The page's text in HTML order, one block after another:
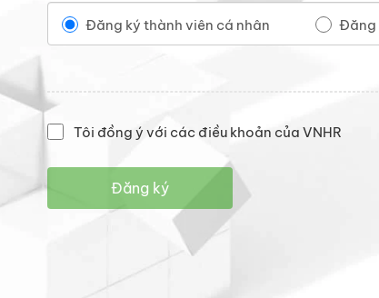
Đăng ký thành viên cá nhân Đăng
Tôi đồng ý với các điều khoản của VNHR
Đăng ký